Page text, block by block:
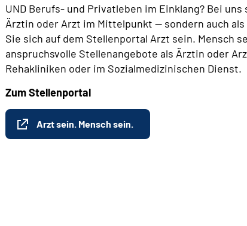
UND Berufs- und Privatleben im Einklang? Bei
Ärztin oder Arzt im Mittelpunkt — sondern auch
Sie sich auf dem Stellenportal Arzt sein. Mensch
anspruchsvolle Stellenangebote als Ärztin oder
Rehakliniken oder im Sozialmedizinischen Dienst.
Zum Stellenportal
Arzt sein. Mensch sein.